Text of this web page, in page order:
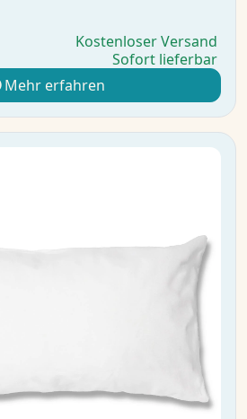
Kostenloser Versand
Sofort lieferbar
Mehr erfahren